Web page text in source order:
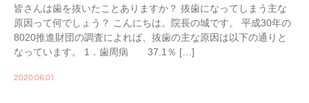
皆さんは歯を抜いたことありますか？ 抜歯になってしまう主な
原因って何でしょう？ こんにちは。院長の城です。 平成30年の
8020推進財団の調査によれば、抜歯の主な原因は以下の通りと
なっています。 1．歯周病 37.1％ […]
2020.06.01